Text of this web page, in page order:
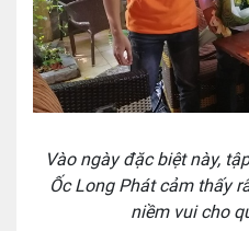
Vào ngày đặc biệt này,
Ốc Long Phát cảm thấy
niềm vui cho